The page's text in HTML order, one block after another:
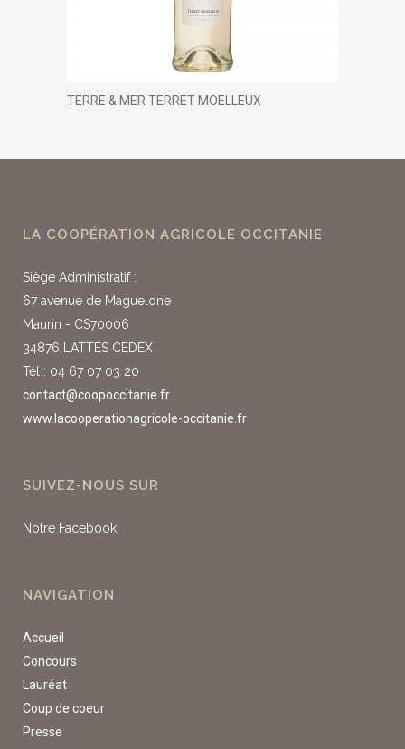
TERRE & MER TERRET MOELLEUX
LA COOPÉRATION AGRICOLE OCCITANIE
Siège Administratif :
67 avenue de Maguelone
Maurin - CS70006
34876 LATTES CEDEX
Tél : 04 67 07 03 20
contact@coopoccitanie.fr
www.lacooperationagricole-occitanie.fr
SUIVEZ-NOUS SUR
Notre Facebook
NAVIGATION
Accueil
Concours
Lauréat
Coup de coeur
Presse